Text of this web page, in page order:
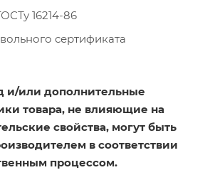
16214-86
сертификата
и/или дополнительные
товара, не влияющие на
свойства, могут быть
в соответствии
процессом.